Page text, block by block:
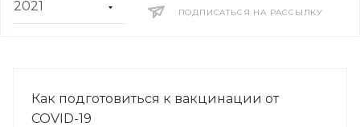
ПОДПИСАТЬСЯ НА РАССЫЛКУ
Как подготовиться к вакцинации от
COVID-19